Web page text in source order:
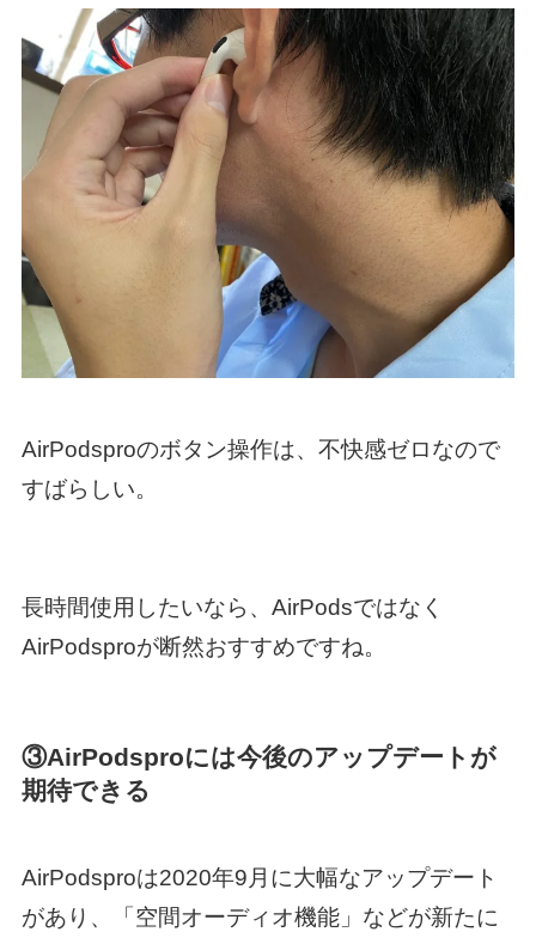
AirPodsproのボタン操作は、不快感ゼロなので
すばらしい。
長時間使用したいなら、AirPodsではなく
AirPodsproが断然おすすめですね。
③AirPodsproには今後のアップデートが
期待できる
AirPodsproは2020年9月に大幅なアップデート
があり、「空間オーディオ機能」などが新たに